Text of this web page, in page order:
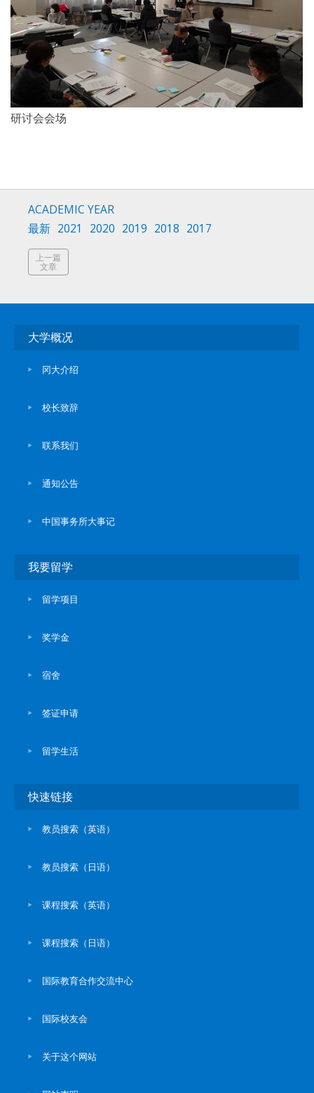
研讨会会场
ACADEMIC YEAR
最新 2021 2020 2019 2018 2017
上一篇
文章
大学概况
冈大介绍
校长致辞
联系我们
通知公告
中国事务所大事记
我要留学
留学项目
奖学金
宿舍
签证申请
留学生活
快速链接
教员搜索（英语）
教员搜索（日语）
课程搜索（英语）
课程搜索（日语）
国际教育合作交流中心
国际校友会
关于这个网站